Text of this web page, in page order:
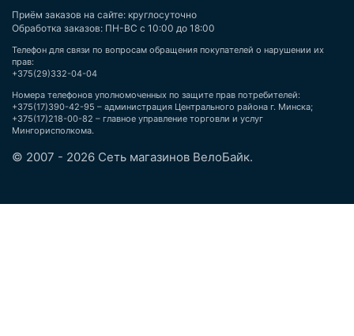
Приём заказов на сайте: круглосуточно
Обработка заказов: ПН-ВС с 10:00 до 18:00
Телефон для связи по вопросам обращения покупателей о нарушении их
прав:
+375(29)332-04-04
Номера телефонов уполномоченных по защите прав потребителей:
+375(17)390-42-95 – администрация Центрального района г. Минска;
+375(17)218-00-82 – главное управление торговли и услуг
Мингорисполкома.
© 2007 - 2026 Сеть магазинов ВелоБайк.